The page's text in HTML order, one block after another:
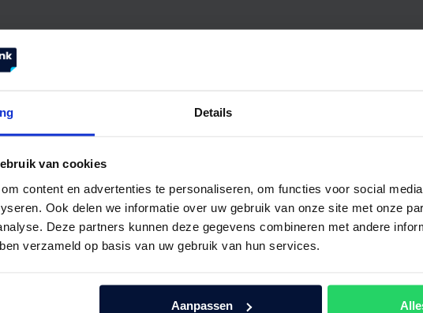
Details
van cookies
content en advertenties te personaliseren, om functies voor social
Ook delen we informatie over uw gebruik van onze site met onze
Deze partners kunnen deze gegevens combineren met andere
verzameld op basis van uw gebruik van hun services.
Aanpassen
bedden vlakbij Huissen
Kom langs en laat je inspireren door ons uitgebreide assortiment en